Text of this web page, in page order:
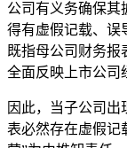
公司有义务确保其
得有虚假记载、误
既指母公司财务报
全面反映上市公司
因此，当子公司
表必然存在虚假记